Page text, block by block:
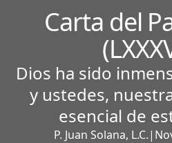
Carta del
Dios ha sido
y ustedes,
esencial de
P. Juan Solana, L.C.|